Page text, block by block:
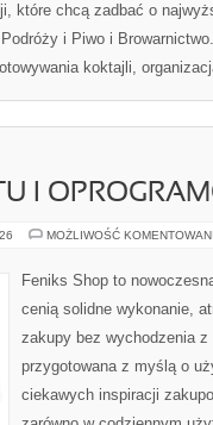
które chcą zadbać o
i Piwo i
koktajli,
I
MOŻLIWOŚĆ
Feniks Shop to
cenią solidne wykonanie,
zakupy bez wychodzenia z
przygotowana z myślą o
ciekawych inspiracji